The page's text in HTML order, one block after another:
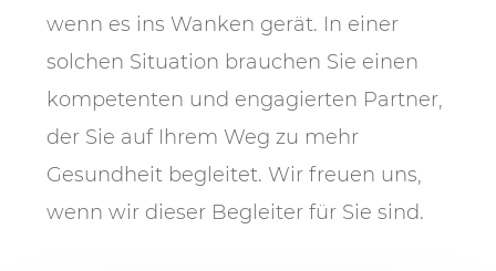
wenn es ins Wanken gerät. In einer
solchen Situation brauchen Sie einen
kompetenten und engagierten Partner,
der Sie auf Ihrem Weg zu mehr
Gesundheit begleitet. Wir freuen uns,
wenn wir dieser Begleiter für Sie sind.